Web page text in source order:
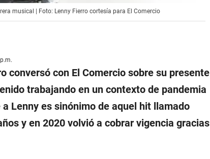
musical | Foto: Lenny Fierro cortesía para El Comercio
conversó con El Comercio sobre su presente
trabajando en un contexto de pandemia
Lenny es sinónimo de aquel hit llamado
y en 2020 volvió a cobrar vigencia gracias